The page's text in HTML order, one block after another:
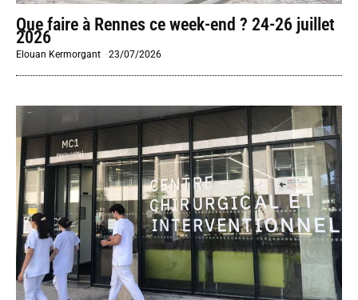
Que faire à Rennes ce week-end ? 24-26 juillet
2026
Elouan Kermorgant -23/07/2026